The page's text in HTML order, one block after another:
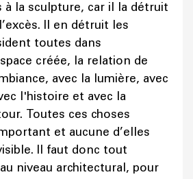
à la sculpture, car il la détruit
Il en détruit les
toutes dans
créée, la relation de
avec la lumière, avec
l'histoire et avec la
Toutes ces choses
et aucune d’elles
Il faut donc tout
niveau architectural, pour